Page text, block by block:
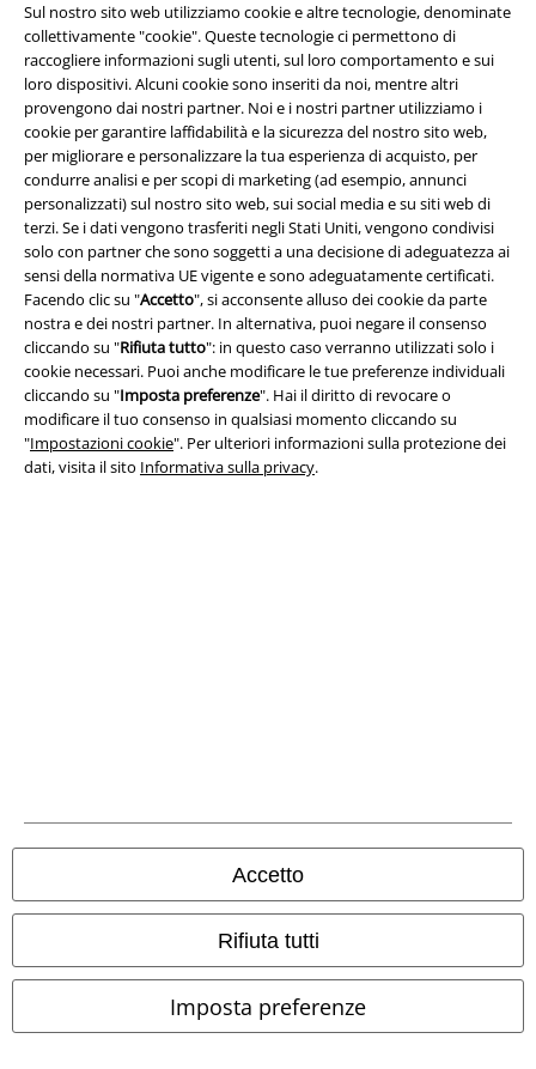
Sul nostro sito web utilizziamo cookie e altre tecnologie, denominate
collettivamente "cookie". Queste tecnologie ci permettono di
raccogliere informazioni sugli utenti, sul loro comportamento e sui
loro dispositivi. Alcuni cookie sono inseriti da noi, mentre altri
provengono dai nostri partner. Noi e i nostri partner utilizziamo i
cookie per garantire laffidabilità e la sicurezza del nostro sito web,
per migliorare e personalizzare la tua esperienza di acquisto, per
condurre analisi e per scopi di marketing (ad esempio, annunci
personalizzati) sul nostro sito web, sui social media e su siti web di
terzi. Se i dati vengono trasferiti negli Stati Uniti, vengono condivisi
solo con partner che sono soggetti a una decisione di adeguatezza ai
sensi della normativa UE vigente e sono adeguatamente certificati.
Facendo clic su "Accetto", si acconsente alluso dei cookie da parte
nostra e dei nostri partner. In alternativa, puoi negare il consenso
cliccando su "Rifiuta tutto": in questo caso verranno utilizzati solo i
cookie necessari. Puoi anche modificare le tue preferenze individuali
cliccando su "Imposta preferenze". Hai il diritto di revocare o
modificare il tuo consenso in qualsiasi momento cliccando su
"Impostazioni cookie". Per ulteriori informazioni sulla protezione dei
dati, visita il sito Informativa sulla privacy.
Accetto
Rifiuta tutti
Imposta preferenze
Sconto EMP per studenti
EMP Backstage Club
Informazioni su EMP
Eventi EMP
Programmi partner
Sostenibilità
Metodi di Pagamento
Contrassegno